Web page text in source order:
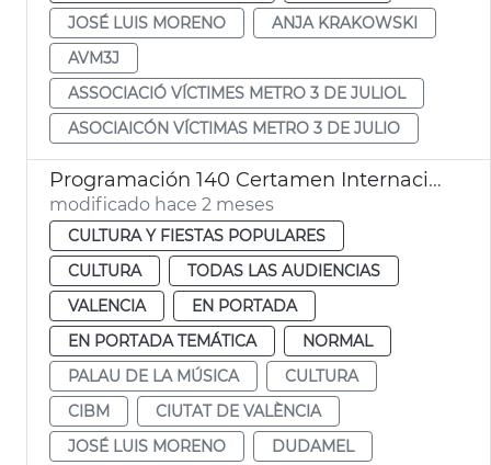
JOSÉ LUIS MORENO
ANJA KRAKOWSKI
AVM3J
ASSOCIACIÓ VÍCTIMES METRO 3 DE JULIOL
ASOCIAICÓN VÍCTIMAS METRO 3 DE JULIO
Programación 140 Certamen Internacional Bandas Música Ciudad València
modificado hace 2 meses
CULTURA Y FIESTAS POPULARES
CULTURA
TODAS LAS AUDIENCIAS
VALENCIA
EN PORTADA
EN PORTADA TEMÁTICA
NORMAL
PALAU DE LA MÚSICA
CULTURA
CIBM
CIUTAT DE VALÈNCIA
JOSÉ LUIS MORENO
DUDAMEL